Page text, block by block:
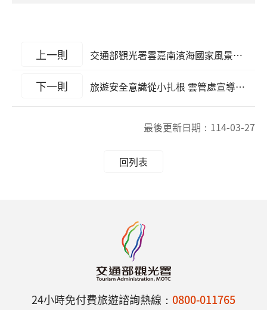
上一則 交通部觀光署雲嘉南濱海國家風景區管理處114年「勞務承攬案申訴管道」說明
下一則 旅遊安全意識從小扎根 雲管處宣導活動百位師生熱烈響應
最後更新日期： 114-03-27
回列表
24小時免付費旅遊諮詢熱線： 0800-011765